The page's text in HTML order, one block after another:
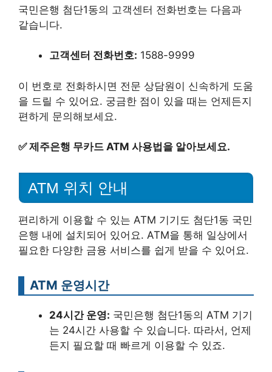
국민은행 첨단1동의 고객센터 전화번호는 다음과
같습니다.
고객센터 전화번호: 1588-9999
이 번호로 전화하시면 전문 상담원이 신속하게 도움
을 드릴 수 있어요. 궁금한 점이 있을 때는 언제든지
편하게 문의해보세요.
✅제주은행 무카드 ATM 사용법을 알아보세요.
ATM 위치 안내
편리하게 이용할 수 있는 ATM 기기도 첨단1동 국민
은행 내에 설치되어 있어요. ATM을 통해 일상에서
필요한 다양한 금융 서비스를 쉽게 받을 수 있어요.
ATM 운영시간
24시간 운영: 국민은행 첨단1동의 ATM 기기
는 24시간 사용할 수 있습니다. 따라서, 언제
든지 필요할 때 빠르게 이용할 수 있죠.